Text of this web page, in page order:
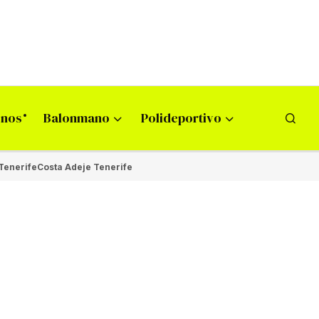
Balonmano Polideportivo
Costa Adeje Tenerife